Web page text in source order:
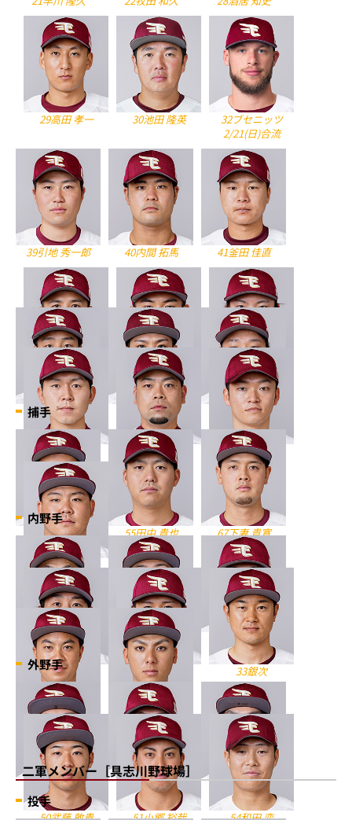
29高田 孝一 30池田 隆英
32ブセニッツ
2/21(日)合流
39引地 秀一郎 40内間 拓馬 41釜田 佳直
47藤井 聖 52津留﨑 大成 53髙田 萌生
57瀧中 瞭太 58辛島 航 59菅原 秀
62西口 直人 68寺岡 寛治 72池田 駿
捕手
2太田 光 55田中 貴也 67下妻 貴寛
70石原 彪
内野手
0小深田 大翔 3浅村 栄斗 5茂木 栄五郎
7鈴木 大地 24黒川 史陽 33銀次
48渡邊 佳明 66村林 一輝
外野手
8辰己 涼介 25田中 和基 35島内 宏明
二軍メンバー［具志川野球場］
投手